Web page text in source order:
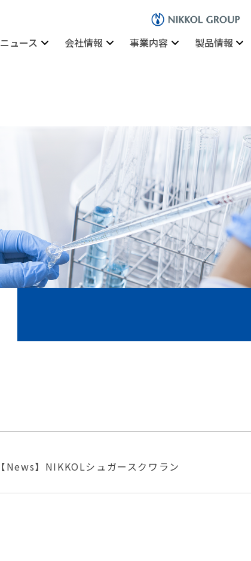
ニュース 会社情報 事業内容 製品情報
【News】NIKKOLシュガースクワラン